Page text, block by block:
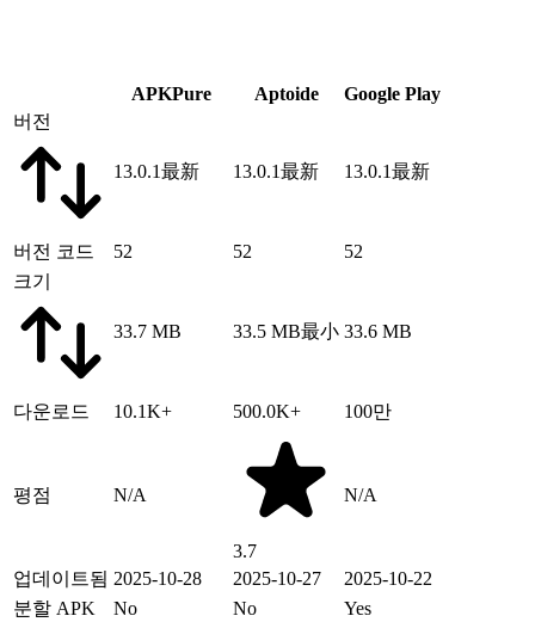
APKPure Aptoide
Google Play
버전
13.0.1最新 13.0.1最新 13.0.1最新
버전 코드 52 52
52
크기
33.7 MB 33.5 MB最小 33.6 MB
다운로드 10.1K+ 500.0K+ 100만
평점 N/A
3.7
N/A
업데이트됨 2025-10-28 2025-10-27
2025-10-22
분할 APK
No No Yes